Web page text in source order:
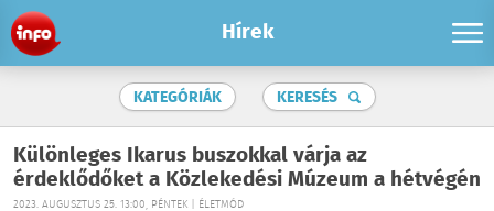
Hírek
KATEGÓRIÁK KERESÉS
Különleges Ikarus buszokkal várja az
érdeklődőket a Közlekedési Múzeum a hétvégén
2023. AUGUSZTUS 25. 13:00, PÉNTEK | ÉLETMÓD